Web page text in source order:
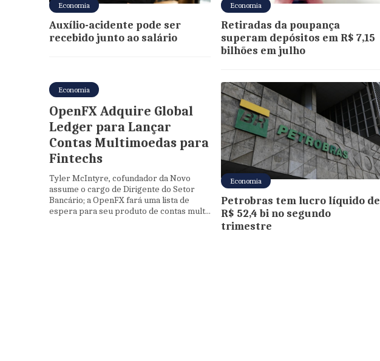
Economia
Auxílio-acidente pode ser
recebido junto ao salário
Economia
Retiradas da poupança
superam depósitos em R$ 7,15
bilhões em julho
Economia
OpenFX Adquire Global
Ledger para Lançar
Contas Multimoedas para
Fintechs
Tyler McIntyre, cofundador da Novo
assume o cargo de Dirigente do Setor
Bancário; a OpenFX fará uma lista de
espera para seu produto de contas mult...
Economia
Petrobras tem lucro líquido de
R$ 52,4 bi no segundo
trimestre